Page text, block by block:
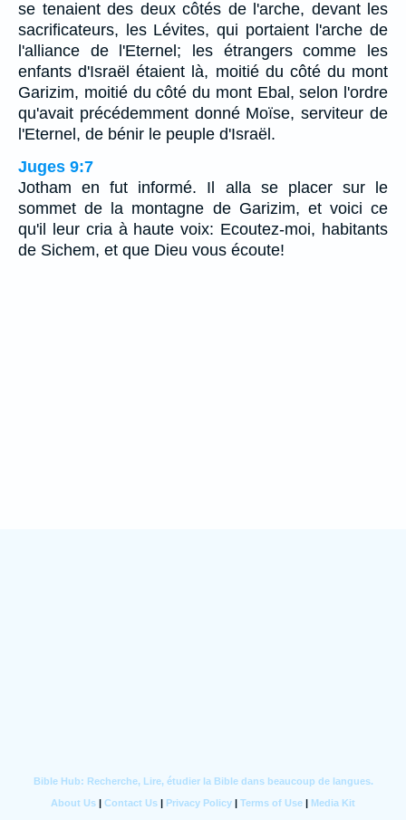
se tenaient des deux côtés de l'arche, devant les
sacrificateurs, les Lévites, qui portaient l'arche de
l'alliance de l'Eternel; les étrangers comme les
enfants d'Israël étaient là, moitié du côté du mont
Garizim, moitié du côté du mont Ebal, selon l'ordre
qu'avait précédemment donné Moïse, serviteur de
l'Eternel, de bénir le peuple d'Israël.
Juges 9:7
Jotham en fut informé. Il alla se placer sur le
sommet de la montagne de Garizim, et voici ce
qu'il leur cria à haute voix: Ecoutez-moi, habitants
de Sichem, et que Dieu vous écoute!